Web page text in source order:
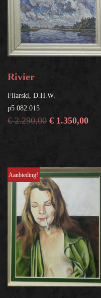
Rivier
Filarski, D.H.W.
p5 082.015
€2.290,00 € 1.350,00
Aanbieding!